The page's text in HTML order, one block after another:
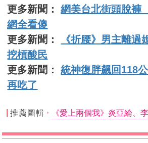
更多新聞：網美台北街頭脫
網全看傻
更多新聞：
《折腰》男主離
挖槓酸民
更多新聞：統神復胖飆回118
再吃了
推薦圖輯 《愛上兩個我》炎亞綸、